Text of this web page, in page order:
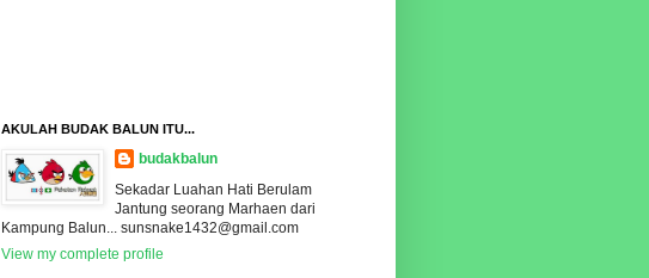
AKULAH BUDAK BALUN ITU...
budakbalun
Sekadar Luahan Hati Berulam
Jantung seorang Marhaen dari
Kampung Balun... sunsnake1432@gmail.com
View my complete profile